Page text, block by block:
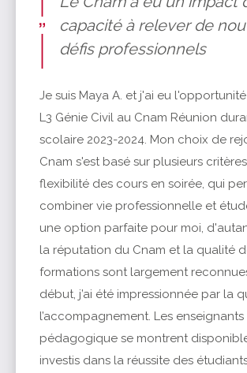
capacité à relever de
défis professionnels
Je suis Maya A. et j'ai eu
L3 Génie Civil au Cnam Réunion
scolaire 2023-2024. Mon choix de
Cnam s'est basé sur plusieurs
flexibilité des cours en soirée, qui
combiner vie professionnelle et
une option parfaite pour moi,
la réputation du Cnam et la qualité
formations sont largement
début, j’ai été impressionnée par la
l’accompagnement. Les enseignants
pédagogique se montrent
investis dans la réussite des